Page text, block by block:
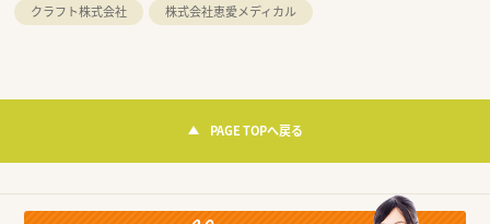
クラフト株式会社
株式会社恵愛メディカル
PAGE TOPへ戻る